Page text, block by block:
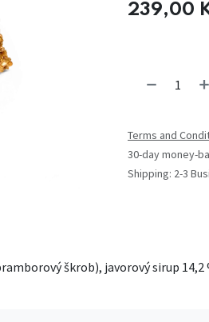
239,00
Terms and
30-day money-
Shipping: 2-3
škrob), javorový sirup 14,2